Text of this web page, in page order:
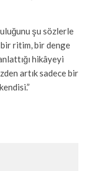
şu sözlerle
ritim, bir denge
hikâyeyi
artık sadece bir